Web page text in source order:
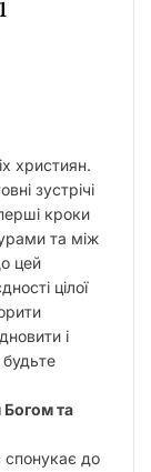
християн.
зустрічі
кроки
та між
цей
цілої
і
Богом та
спонукає до